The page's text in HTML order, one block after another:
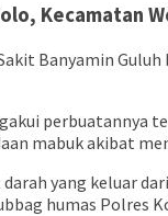
Kecamatan
Banyamin
perbuatannya
mabuk akibat
yang keluar
humas Polres